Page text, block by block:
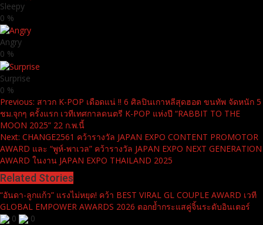
Sleepy
0 %
Angry
0 %
Surprise
0 %
Continue
Reading
Previous: สาวก K-POP เดือดแน่ !! 6 ศิลปินเกาหลีสุดฮอต ขนทัพ จัดหนัก 5
ชม.จุกๆ ครั้งแรก เวทีเทศกาลดนตรี K-POP แห่งปี “RABBIT TO THE
MOON 2025” 22 ก.พ.นี้
Next: CHANGE2561 คว้ารางวัล JAPAN EXPO CONTENT PROMOTOR
AWARD และ “พูห์-พาเวล” คว้ารางวัล JAPAN EXPO NEXT GENERATION
AWARD ในงาน JAPAN EXPO THAILAND 2025
Related Stories
“อันดา-ลูกแก้ว” แรงไม่หยุด! คว้า BEST VIRAL GL COUPLE AWARD เวที
GLOBAL EMPOWER AWARDS 2026 ตอกย้ำกระแสคู่จิ้นระดับอินเตอร์
0
0